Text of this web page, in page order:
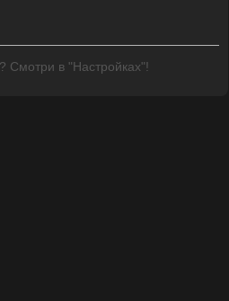
Смотри в "Настройках"!